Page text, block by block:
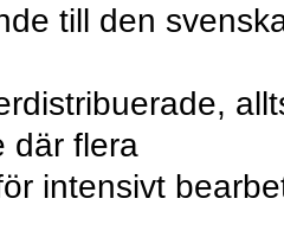
till den
där flera
intensivt